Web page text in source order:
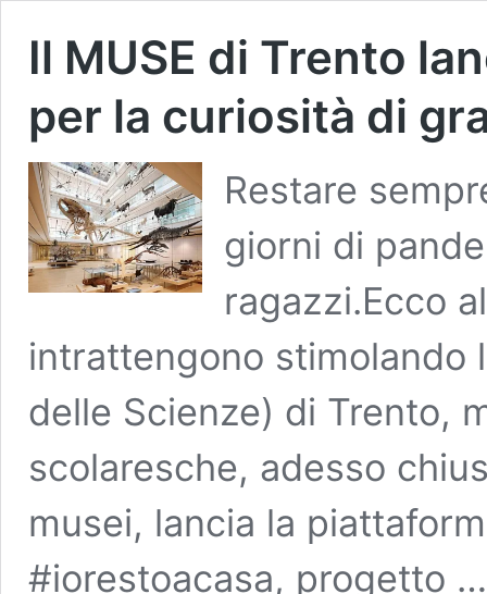
Il MUSE di Trento
per la curiosità di
Restare
giorni di
ragazzi.Ecco
intrattengono stimolando
delle Scienze) di Trento,
scolaresche, adesso
musei, lancia la
#iorestoacasa, progetto